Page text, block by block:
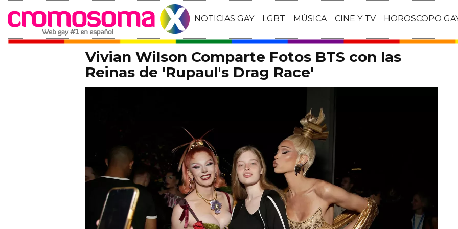
NOTICIAS GAY LGBT MÚSICA CINE Y TV HOROSCOPO
Vivian Wilson Comparte Fotos BTS con las
Reinas de 'Rupaul's Drag Race'